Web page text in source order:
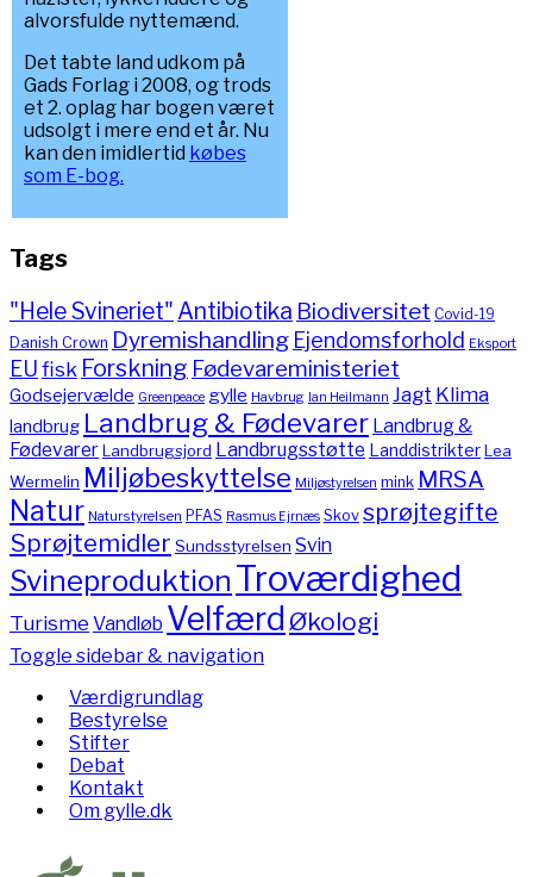
alvorsfulde nyttemænd.
Det tabte land udkom på
Gads Forlag i 2008, og trods
et 2. oplag har bogen været
udsolgt i mere end et år. Nu
kan den imidlertid købes
som E-bog.
Tags
"Hele Svineriet" Antibiotika Biodiversitet Covid-19
Danish Crown Dyremishandling Ejendomsforhold Eksport
EUfisk Forskning Fødevareministeriet
Godsejervælde Greenpeace gylle Havbrug Ian Heilmann Jagt Klima
landbrug Landbrug & Fødevarer Landbrug &
FødevarerLandbrugsjord Landbrugsstøtte LanddistrikterLea
Wermelin Miljøbeskyttelse Miljøstyrelsen mink MRSA
Natur Naturstyrelsen PFAS Rasmus Ejrnæs Skov sprøjtegifte
Sprøjtemidler Sundsstyrelsen Svin
Svineproduktion Troværdighed
TurismeVandløb Velfærd Økologi
Toggle sidebar & navigation
Værdigrundlag
Bestyrelse
Stifter
Debat
Kontakt
Om gylle.dk